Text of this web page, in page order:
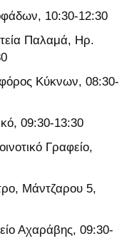
10:30-12:30
Παλαμά, Ηρ.
Κύκνων, 08:30-
09:30-13:30
Γραφείο,
Μάντζαρου 5,
Αχαράβης, 09:30-